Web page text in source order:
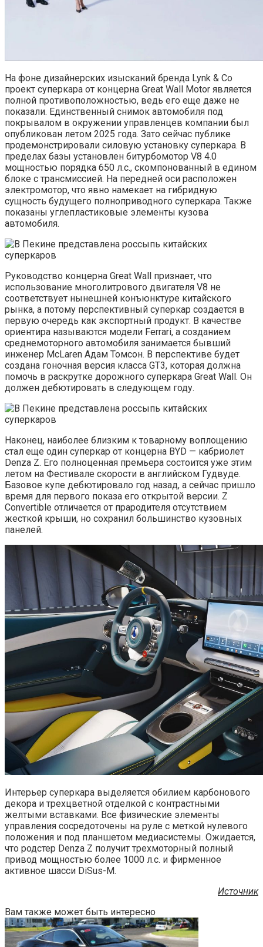
На фоне дизайнерских изысканий бренда Lynk & Co
проект суперкара от концерна Great Wall Motor является
полной противоположностью, ведь его еще даже не
показали. Единственный снимок автомобиля под
покрывалом в окружении управленцев компании был
опубликован летом 2025 года. Зато сейчас публике
продемонстрировали силовую установку суперкара. В
пределах базы установлен битурбомотор V8 4.0
мощностью порядка 650 л.с., скомпонованный в едином
блоке с трансмиссией. На передней оси расположен
электромотор, что явно намекает на гибридную
сущность будущего полноприводного суперкара. Также
показаны углепластиковые элементы кузова
автомобиля.
Руководство концерна Great Wall признает, что
использование многолитрового двигателя V8 не
соответствует нынешней конъюнктуре китайского
рынка, а потому перспективный суперкар создается в
первую очередь как экспортный продукт. В качестве
ориентира называются модели Ferrari, а созданием
среднемоторного автомобиля занимается бывший
инженер McLaren Адам Томсон. В перспективе будет
создана гоночная версия класса GT3, которая должна
помочь в раскрутке дорожного суперкара Great Wall. Он
должен дебютировать в следующем году.
Наконец, наиболее близким к товарному воплощению
стал еще один суперкар от концерна BYD — кабриолет
Denza Z. Его полноценная премьера состоится уже этим
летом на Фестивале скорости в английском Гудвуде.
Базовое купе дебютировало год назад, а сейчас пришло
время для первого показа его открытой версии. Z
Convertible отличается от прародителя отсутствием
жесткой крыши, но сохранил большинство кузовных
панелей.
Интерьер суперкара выделяется обилием карбонового
декора и трехцветной отделкой с контрастными
желтыми вставками. Все физические элементы
управления сосредоточены на руле с меткой нулевого
положения и под планшетом медиасистемы. Ожидается,
что родстер Denza Z получит трехмоторный полный
привод мощностью более 1000 л.с. и фирменное
активное шасси DiSus-M.
Источник
Вам также может быть интересно